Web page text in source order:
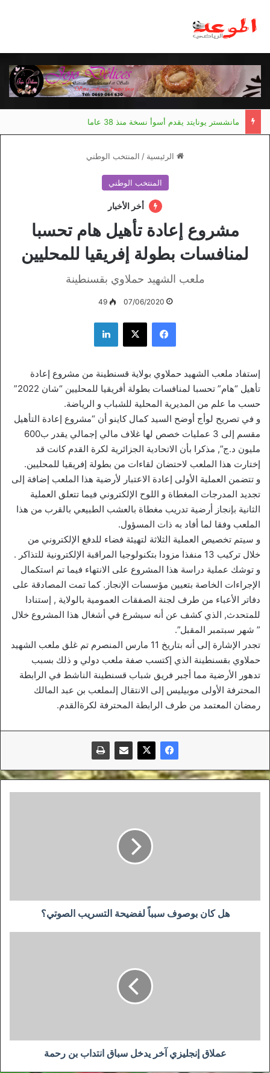
مانشستر يونايتد يقدم أسوأ نسخة منذ 38 عاما
الرئيسية / المنتخب الوطني
المنتخب الوطني
أخر الأخبار
مشروع إعادة تأهيل هام تحسبا
لمنافسات بطولة إفريقيا للمحليين
ملعب الشهيد حملاوي بقسنطينة
07/06/2020
49
فيسبوك ‫X لينكدإن
إستفاد ملعب الشهيد حملاوي بولاية قسنطينة من مشروع إعادة
تأهيل “هام” تحسبا لمنافسات بطولة أفريقيا للمحليين “شان 2022”
حسب ما علم من المديرية المحلية للشباب و الرياضة.
و في تصريح لوأج أوضح السيد كمال كاينو أن “مشروع إعادة التأهيل
مقسم إلى 3 عمليات خصص لها غلاف مالي إجمالي يقدر ب600
مليون د.ج”, مذكرا بأن الاتحادية الجزائرية لكرة القدم كانت قد
إختارت هذا الملعب لاحتضان لقاءات من بطولة إفريقيا للمحليين.
و تتضمن العملية الأولى إعادة الاعتبار لأرضية هذا الملعب إضافة إلى
تجديد المدرجات المغطاة و اللوح الإلكتروني فيما تتعلق العملية
الثانية بإنجاز أرضية تدريب مغطاة بالعشب الطبيعي بالقرب من هذا
الملعب وفقا لما أفاد به ذات المسؤول.
و سيتم تخصيص العملية الثلاثة لتهيئة فضاء للدفع الإلكتروني من
خلال تركيب 13 منفذا مزودا بتكنولوجيا المراقبة الإلكترونية للتذاكر .
و توشك عملية دراسة هذا المشروع على الانتهاء فيما تم استكمال
الإجراءات الخاصة بتعيين مؤسسات الإنجاز. كما تمت المصادقة على
دفاتر الأعباء من طرف لجنة الصفقات العمومية بالولاية , إستنادا
للمتحدث, الذي كشف عن أنه سيشرع في أشغال هذا المشروع خلال
” شهر سبتمبر المقبل”.
تجدر الإشارة إلى أنه بتاريخ 11 مارس المنصرم تم غلق ملعب الشهيد
حملاوي بقسنطينة الذي إكتسب صفة ملعب دولي و ذلك بسبب
تدهور الأرضية مما أجبر فريق شباب قسنطينة الناشط في الرابطة
المحترفة الأولى موبيليس إلى الانتقال إلىملعب بن عبد المالك
رمضان المعتمد من طرف الرابطة المحترفة لكرةالقدم.
هل كان بوصوف سبباً لفضيحة التسريب الصوتي؟
عملاق إنجليزي آخر يدخل سباق انتداب بن رحمة